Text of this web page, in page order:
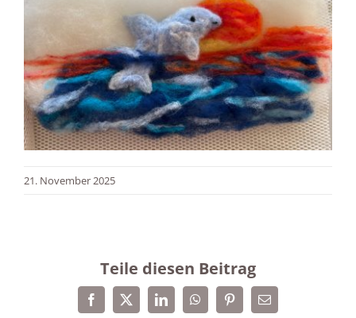
21. November 2025
Teile diesen Beitrag
Facebook
X LinkedInWhatsAppPinterest
E-